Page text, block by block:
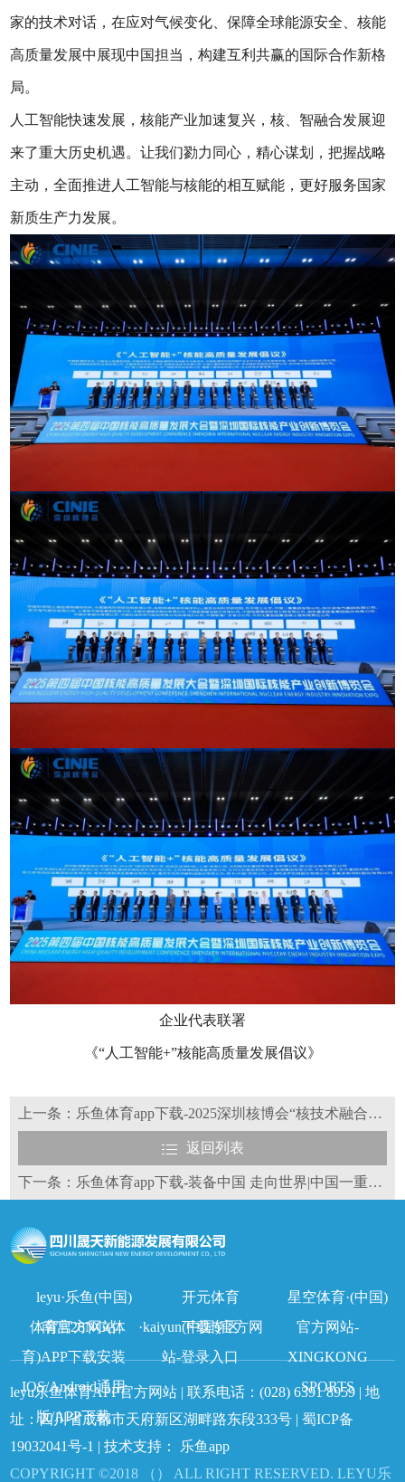
家的技术对话，在应对气候变化、保障全球能源安全、核能
高质量发展中展现中国担当，构建互利共赢的国际合作新格
局。
人工智能快速发展，核能产业加速复兴，核、智融合发展迎
来了重大历史机遇。让我们勠力同心，精心谋划，把握战略
主动，全面推进人工智能与核能的相互赋能，更好服务国家
新质生产力发展。
企业代表联署
《“人工智能+”核能高质量发展倡议》
上一条：乐鱼体育app下载-2025深圳核博会“核技术融合创新”分论坛成功举办
返回列表
下一条：乐鱼体育app下载-装备中国 走向世界|中国一重亮相2025第四届深圳核博会
leyu·乐鱼(中国)
体育官方网站
开元体育
·kaiyun(中国)官方网
站-登录入口
星空体育·(中国)
官方网站-
XINGKONG
SPORTS
南宫28NG(体
育)APP下载安装
IOS/Android通用
版/APP下载
下载专区
leyu乐鱼体育APP官方网站 | 联系电话：(028) 6391 8959 | 地
址：四川省成都市天府新区湖畔路东段333号 |蜀ICP备
19032041号-1 | 技术支持：
乐鱼app
COPYRIGHT ©2018 （） ALL RIGHT RESERVED. LEYU乐